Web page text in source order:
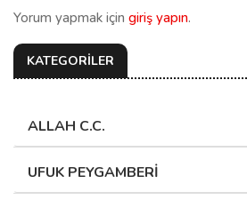
Yorum yapmak için giriş yapın.
KATEGORİLER
ALLAH C.C.
UFUK PEYGAMBERİ